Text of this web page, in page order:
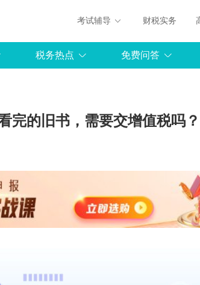
考试辅导 财税实务
税务热点 免费问答
完的旧书，需要交增值税吗？